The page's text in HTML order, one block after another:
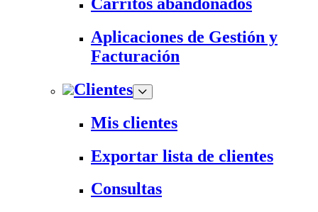
Aplicaciones de Gestión y
Facturación
Clientes
Mis clientes
Exportar lista de clientes
Consultas